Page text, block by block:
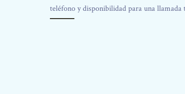
teléfono y disponibilidad para una llamada